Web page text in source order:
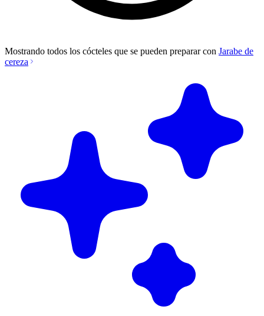
Mostrando todos los cócteles que se pueden preparar con Jarabe de
cereza